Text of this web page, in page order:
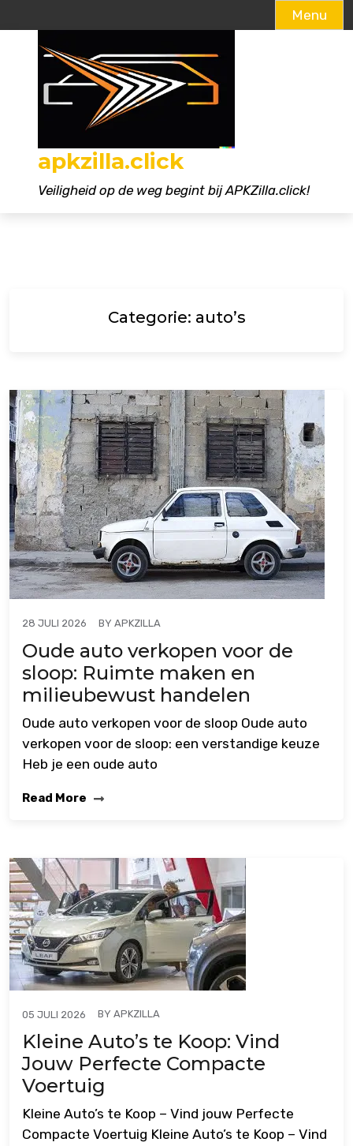
Menu
apkzilla.click
Veiligheid op de weg begint bij APKZilla.click!
Categorie: auto’s
28 JULI 2026 BY APKZILLA
Oude auto verkopen voor de
sloop: Ruimte maken en
milieubewust handelen
Oude auto verkopen voor de sloop Oude auto
verkopen voor de sloop: een verstandige keuze
Heb je een oude auto
Read More
05 JULI 2026 BY APKZILLA
Kleine Auto’s te Koop: Vind
Jouw Perfecte Compacte
Voertuig
Kleine Auto’s te Koop – Vind jouw Perfecte
Compacte Voertuig Kleine Auto’s te Koop – Vind